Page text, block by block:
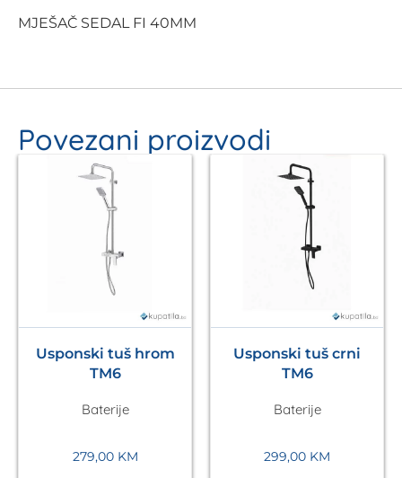
MJEŠAČ SEDAL FI 40MM
Povezani proizvodi
Usponski tuš hrom
TM6
Baterije
279,00 KM
Usponski tuš crni
TM6
Baterije
299,00 KM